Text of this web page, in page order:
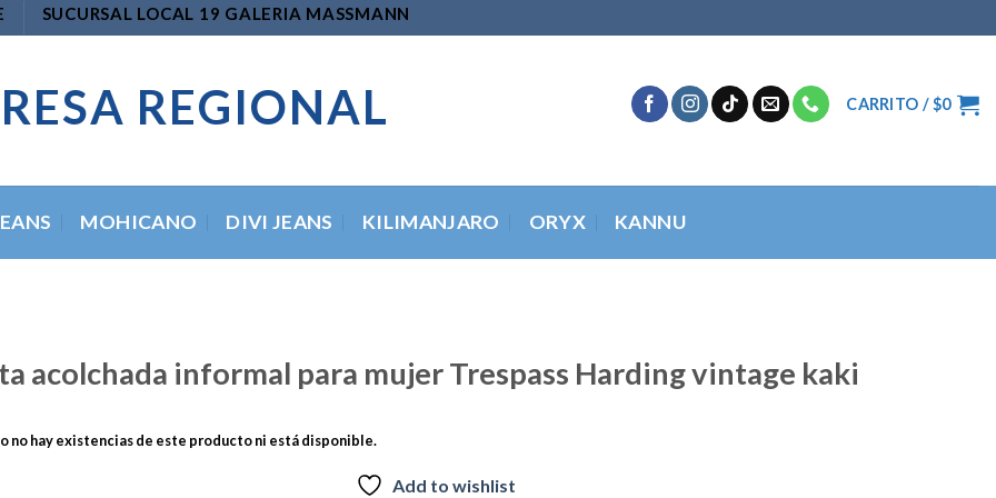
SUCURSAL LOCAL 19 GALERIA MASSMANN
REGIONAL CARRITO /$0
MOHICANO DIVI JEANS KILIMANJARO ORYX KANNU
acolchada informal para mujer Trespass Harding vintage kaki
no hay existencias de este producto ni está disponible.
Add to wishlist